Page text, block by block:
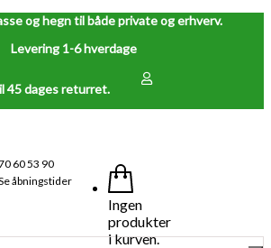
og hegn til både private og erhverv.
Levering 1-6 hverdage
45 dages returret.
60 53 90
åbningstider
Ingen
produkter
i kurven.